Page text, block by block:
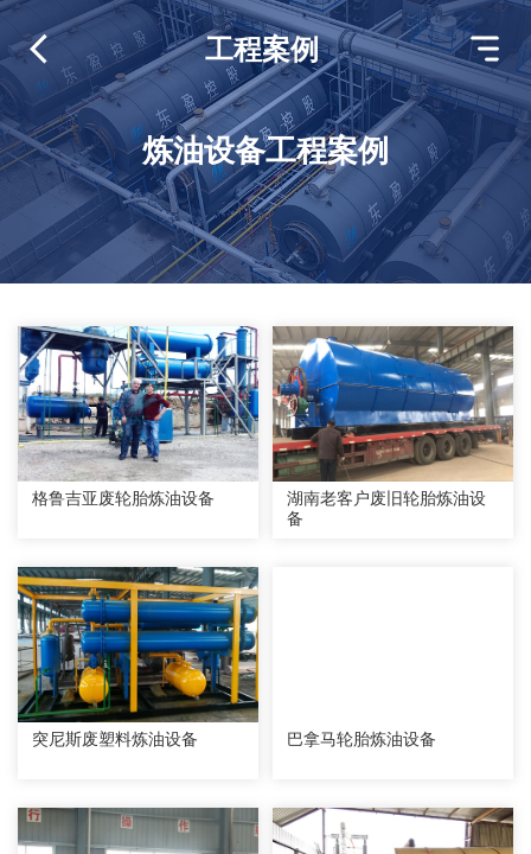
炼油设备工程案例
工程案例
格鲁吉亚废轮胎炼油设备
湖南老客户废旧轮胎炼油设
备
突尼斯废塑料炼油设备 巴拿马轮胎炼油设备